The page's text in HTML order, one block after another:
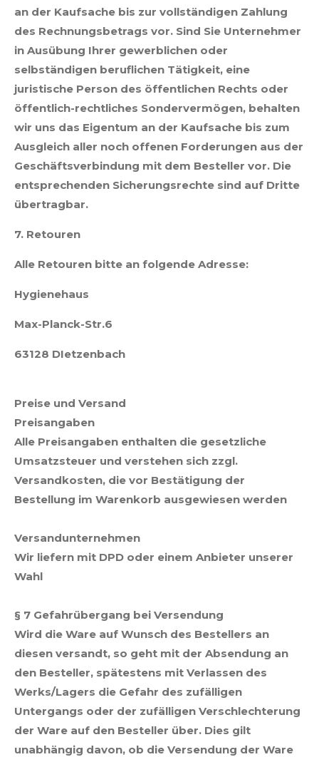
an der Kaufsache bis zur vollständigen Zahlung
des Rechnungsbetrags vor. Sind Sie Unternehmer
in Ausübung Ihrer gewerblichen oder
selbständigen beruflichen Tätigkeit, eine
juristische Person des öffentlichen Rechts oder
öffentlich-rechtliches Sondervermögen, behalten
wir uns das Eigentum an der Kaufsache bis zum
Ausgleich aller noch offenen Forderungen aus der
Geschäftsverbindung mit dem Besteller vor. Die
entsprechenden Sicherungsrechte sind auf Dritte
übertragbar.
7. Retouren
Alle Retouren bitte an folgende Adresse:
Hygienehaus
Max-Planck-Str.6
63128 DIetzenbach
Preise und Versand
Preisangaben
Alle Preisangaben enthalten die gesetzliche
Umsatzsteuer und verstehen sich zzgl.
Versandkosten, die vor Bestätigung der
Bestellung im Warenkorb ausgewiesen werden
Versandunternehmen
Wir liefern mit DPD oder einem Anbieter unserer
Wahl
§ 7 Gefahrübergang bei Versendung
Wird die Ware auf Wunsch des Bestellers an
diesen versandt, so geht mit der Absendung an
den Besteller, spätestens mit Verlassen des
Werks/Lagers die Gefahr des zufälligen
Untergangs oder der zufälligen Verschlechterung
der Ware auf den Besteller über. Dies gilt
unabhängig davon, ob die Versendung der Ware